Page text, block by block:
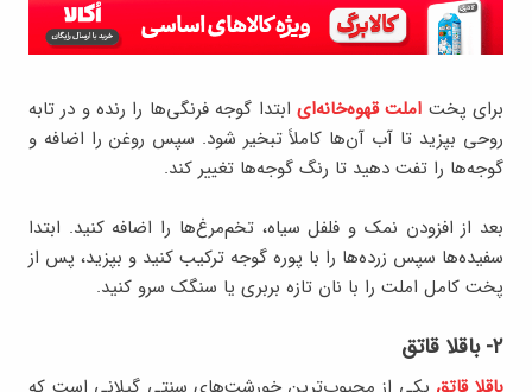
برای پخت املت قهوه‌خانه‌ای ابتدا گوجه‌ فرنگی‌ها را رنده و در تابه
روحی بپزید تا آب آن‌ها کاملاً تبخیر شود. سپس روغن را اضافه و
گوجه‌ها را تفت دهید تا رنگ گوجه‌ها تغییر کند.
بعد از افزودن نمک و فلفل سیاه، تخم‌مرغ‌ها را اضافه کنید. ابتدا
سفیده‌ها سپس زرده‌ها را با پوره گوجه ترکیب کنید و بپزید، پس از
پخت کامل املت را با نان تازه بربری یا سنگک سرو کنید.
۲- باقلا قاتق